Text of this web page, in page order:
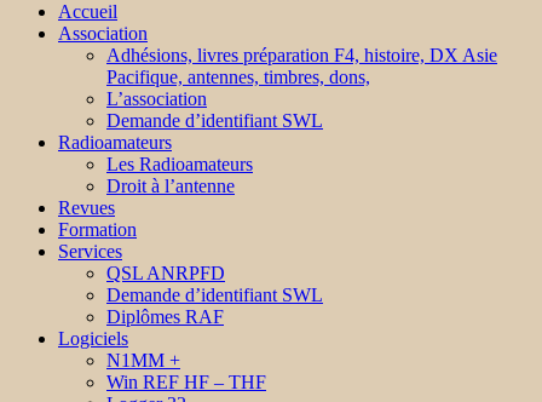
Accueil
Association
Adhésions, livres préparation F4, histoire, DX Asie
Pacifique, antennes, timbres, dons,
L’association
Demande d’identifiant SWL
Radioamateurs
Les Radioamateurs
Droit à l’antenne
Revues
Formation
Services
QSL ANRPFD
Demande d’identifiant SWL
Diplômes RAF
Logiciels
N1MM +
Win REF HF – THF